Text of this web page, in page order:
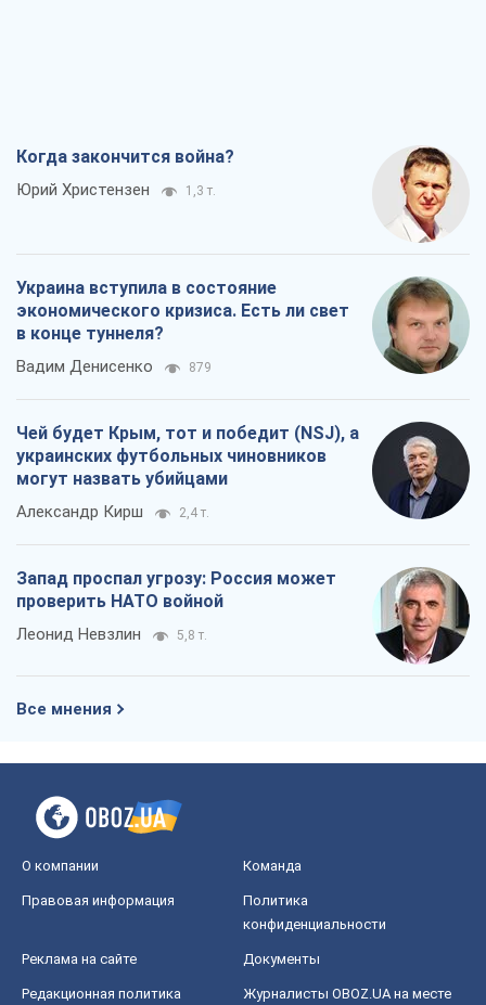
Когда закончится война?
Юрий Христензен 1,3 т.
Украина вступила в состояние
экономического кризиса. Есть ли свет
в конце туннеля?
Вадим Денисенко 879
Чей будет Крым, тот и победит (NSJ), а
украинских футбольных чиновников
могут назвать убийцами
Александр Кирш 2,4 т.
Запад проспал угрозу: Россия может
проверить НАТО войной
Леонид Невзлин 5,8 т.
Все мнения
О компании Команда
Правовая информация
Политика
конфиденциальности
Реклама на сайте Документы
Редакционная политика
Журналисты OBOZ.UA на месте